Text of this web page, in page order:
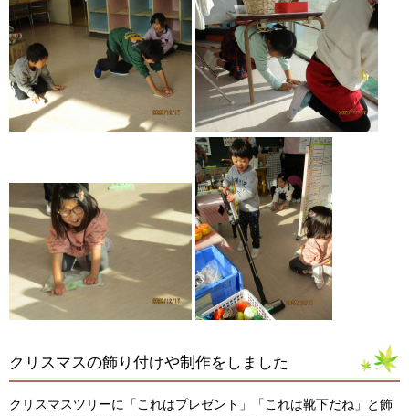
クリスマスの飾り付けや制作をしました
クリスマスツリーに「これはプレゼント」「これは靴下だね」と飾